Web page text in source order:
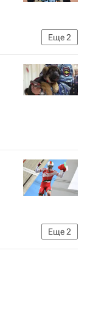
Еще2
Еще2
Чемпионат мира по велоспорту на треке, Апелдорн, 28 февраля - 4 марта